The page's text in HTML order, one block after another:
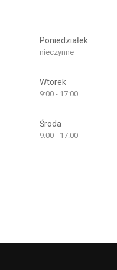
Poniedziałek
nieczynne
Wtorek
9:00 - 17:00
Środa
9:00 - 17:00